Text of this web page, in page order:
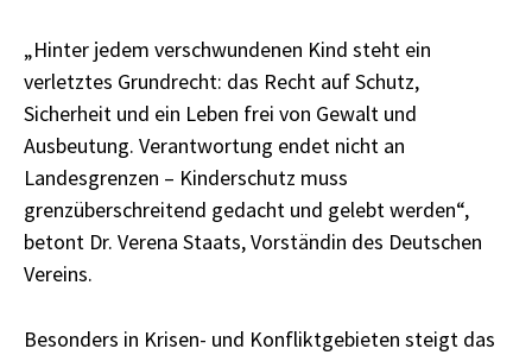
„Hinter jedem verschwundenen Kind steht ein
verletztes Grundrecht: das Recht auf Schutz,
Sicherheit und ein Leben frei von Gewalt und
Ausbeutung. Verantwortung endet nicht an
Landesgrenzen – Kinderschutz muss
grenzüberschreitend gedacht und gelebt werden“,
betont Dr. Verena Staats, Vorständin des Deutschen
Vereins.
Besonders in Krisen- und Konfliktgebieten steigt das